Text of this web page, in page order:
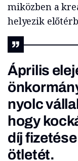
miközben a
helyezik
Április
nyolc
hogy
díj
ötletét.